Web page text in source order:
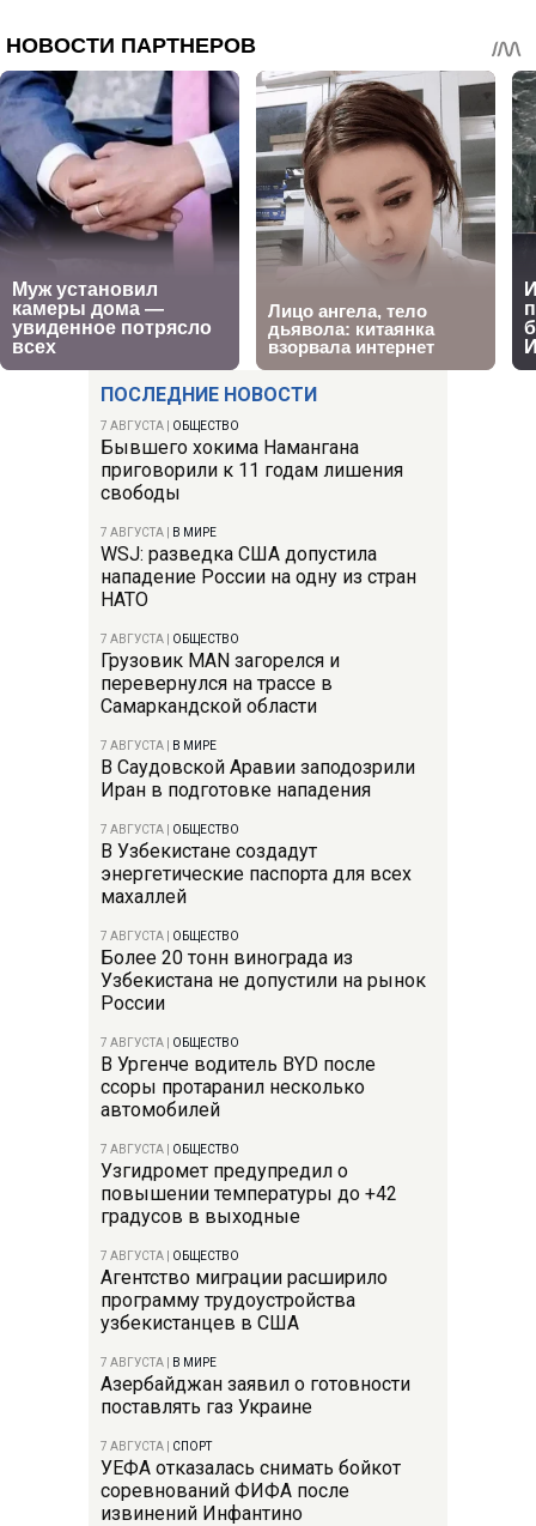
ПОСЛЕДНИЕ НОВОСТИ
7 АВГУСТА ОБЩЕСТВО
Бывшего хокима Намангана
приговорили к 11 годам лишения
свободы
7 АВГУСТА В МИРЕ
WSJ: разведка США допустила
нападение России на одну из стран
НАТО
7 АВГУСТА ОБЩЕСТВО
Грузовик MAN загорелся и
перевернулся на трассе в
Самаркандской области
7 АВГУСТА В МИРЕ
В Саудовской Аравии заподозрили
Иран в подготовке нападения
7 АВГУСТА ОБЩЕСТВО
В Узбекистане создадут
энергетические паспорта для всех
махаллей
7 АВГУСТА ОБЩЕСТВО
Более 20 тонн винограда из
Узбекистана не допустили на рынок
России
7 АВГУСТА ОБЩЕСТВО
В Ургенче водитель BYD после
ссоры протаранил несколько
автомобилей
7 АВГУСТА ОБЩЕСТВО
Узгидромет предупредил о
повышении температуры до +42
градусов в выходные
7 АВГУСТА ОБЩЕСТВО
Агентство миграции расширило
программу трудоустройства
узбекистанцев в США
7 АВГУСТА В МИРЕ
Азербайджан заявил о готовности
поставлять газ Украине
7 АВГУСТА СПОРТ
УЕФА отказалась снимать бойкот
соревнований ФИФА после
извинений Инфантино